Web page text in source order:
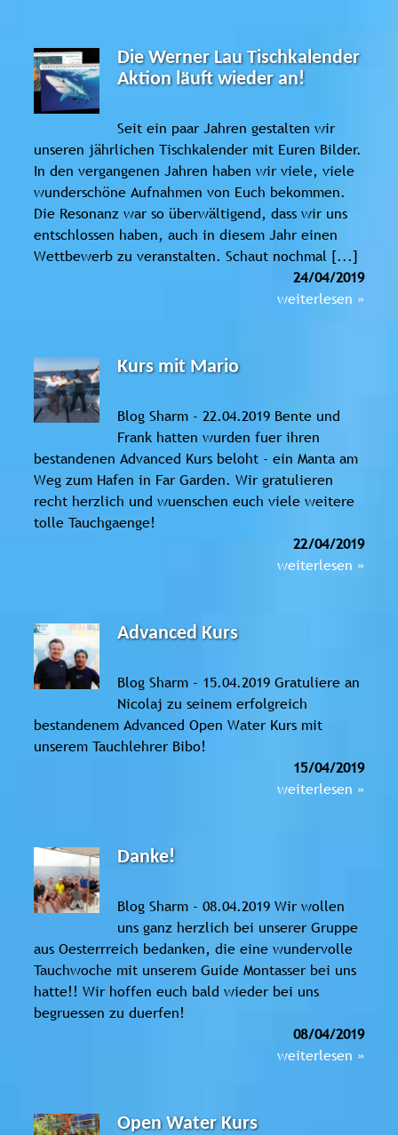
Die Werner Lau Tischkalender
Aktion läuft wieder an!
Seit ein paar Jahren gestalten wir
unseren jährlichen Tischkalender mit Euren Bilder.
In den vergangenen Jahren haben wir viele, viele
wunderschöne Aufnahmen von Euch bekommen.
Die Resonanz war so überwältigend, dass wir uns
entschlossen haben, auch in diesem Jahr einen
Wettbewerb zu veranstalten. Schaut nochmal [...]
24/04/2019
weiterlesen »
Kurs mit Mario
Blog Sharm - 22.04.2019 Bente und
Frank hatten wurden fuer ihren
bestandenen Advanced Kurs beloht - ein Manta am
Weg zum Hafen in Far Garden. Wir gratulieren
recht herzlich und wuenschen euch viele weitere
tolle Tauchgaenge!
22/04/2019
weiterlesen »
Advanced Kurs
Blog Sharm - 15.04.2019 Gratuliere an
Nicolaj zu seinem erfolgreich
bestandenem Advanced Open Water Kurs mit
unserem Tauchlehrer Bibo!
15/04/2019
weiterlesen »
Danke!
Blog Sharm - 08.04.2019 Wir wollen
uns ganz herzlich bei unserer Gruppe
aus Oesterrreich bedanken, die eine wundervolle
Tauchwoche mit unserem Guide Montasser bei uns
hatte!! Wir hoffen euch bald wieder bei uns
begruessen zu duerfen!
08/04/2019
weiterlesen »
Open Water Kurs